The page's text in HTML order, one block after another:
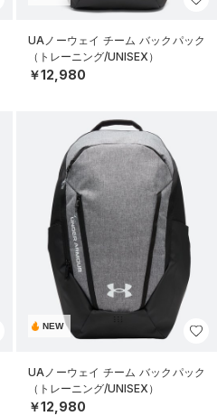
UAノーウェイ チーム バックパック
（トレーニング/UNISEX）
￥12,980
NEW
UAノーウェイ チーム バックパック
（トレーニング/UNISEX）
￥12,980